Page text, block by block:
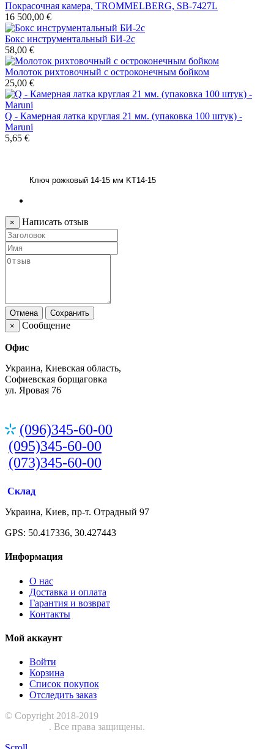
Покрасочная камера, TROMMELBERG, SB-7427L
16 500,00 €
Бокс инструментальный БИ-2с
58,00 €
Молоток рихтовочный с остроконечным бойком
25,00 €
Q - Камерная латка круглая 21 мм. (упаковка 100 штук) -
Maruni
5,65 €
Ключ рожковый 14-15 мм KT14-15
× Написать отзыв
Отмена
Сохранить
×
Сообщение
Офис
Украина, Киевская область,
Софиевская борщаговка
ул. Яровая 76
(096)345-60-00
(095)345-60-00
(073)345-60-00
Склад
Украина, Киев, пр-т. Отрадный 97
GPS: 50.417336, 30.427443
Информация
О нас
Доставка и оплата
Гарантия и возврат
Контакты
Мой аккаунт
Войти
Корзина
Список покупок
Отследить заказ
© Copyright 2018-2019
. Все права защищены.